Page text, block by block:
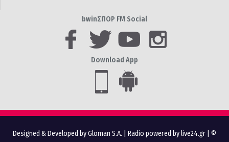
bwinΣΠΟΡ FM Social
Download App
Designed & Developed by Gloman S.A. Radio powered by live24.gr | ©